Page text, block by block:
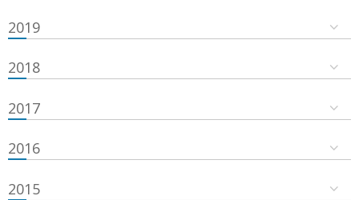
2019
2018
2017
2016
2015